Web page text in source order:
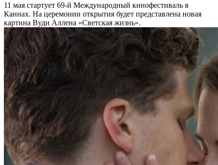
11 мая стартует 69-й Международный кинофестиваль в
Каннах. На церемонии открытия будет представлена новая
картина Вуди Аллена «Светская жизнь».